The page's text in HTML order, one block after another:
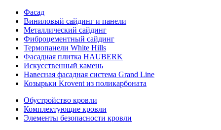
Фасад
Виниловый сайдинг и панели
Металлический сайдинг
Фиброцементный сайдинг
Термопанели White Hills
Фасадная плитка HAUBERK
Искусственный камень
Навесная фасадная система Grand Line
Козырьки Krovent из поликарбоната
Обустройство кровли
Комплектующие кровли
Элементы безопасности кровли